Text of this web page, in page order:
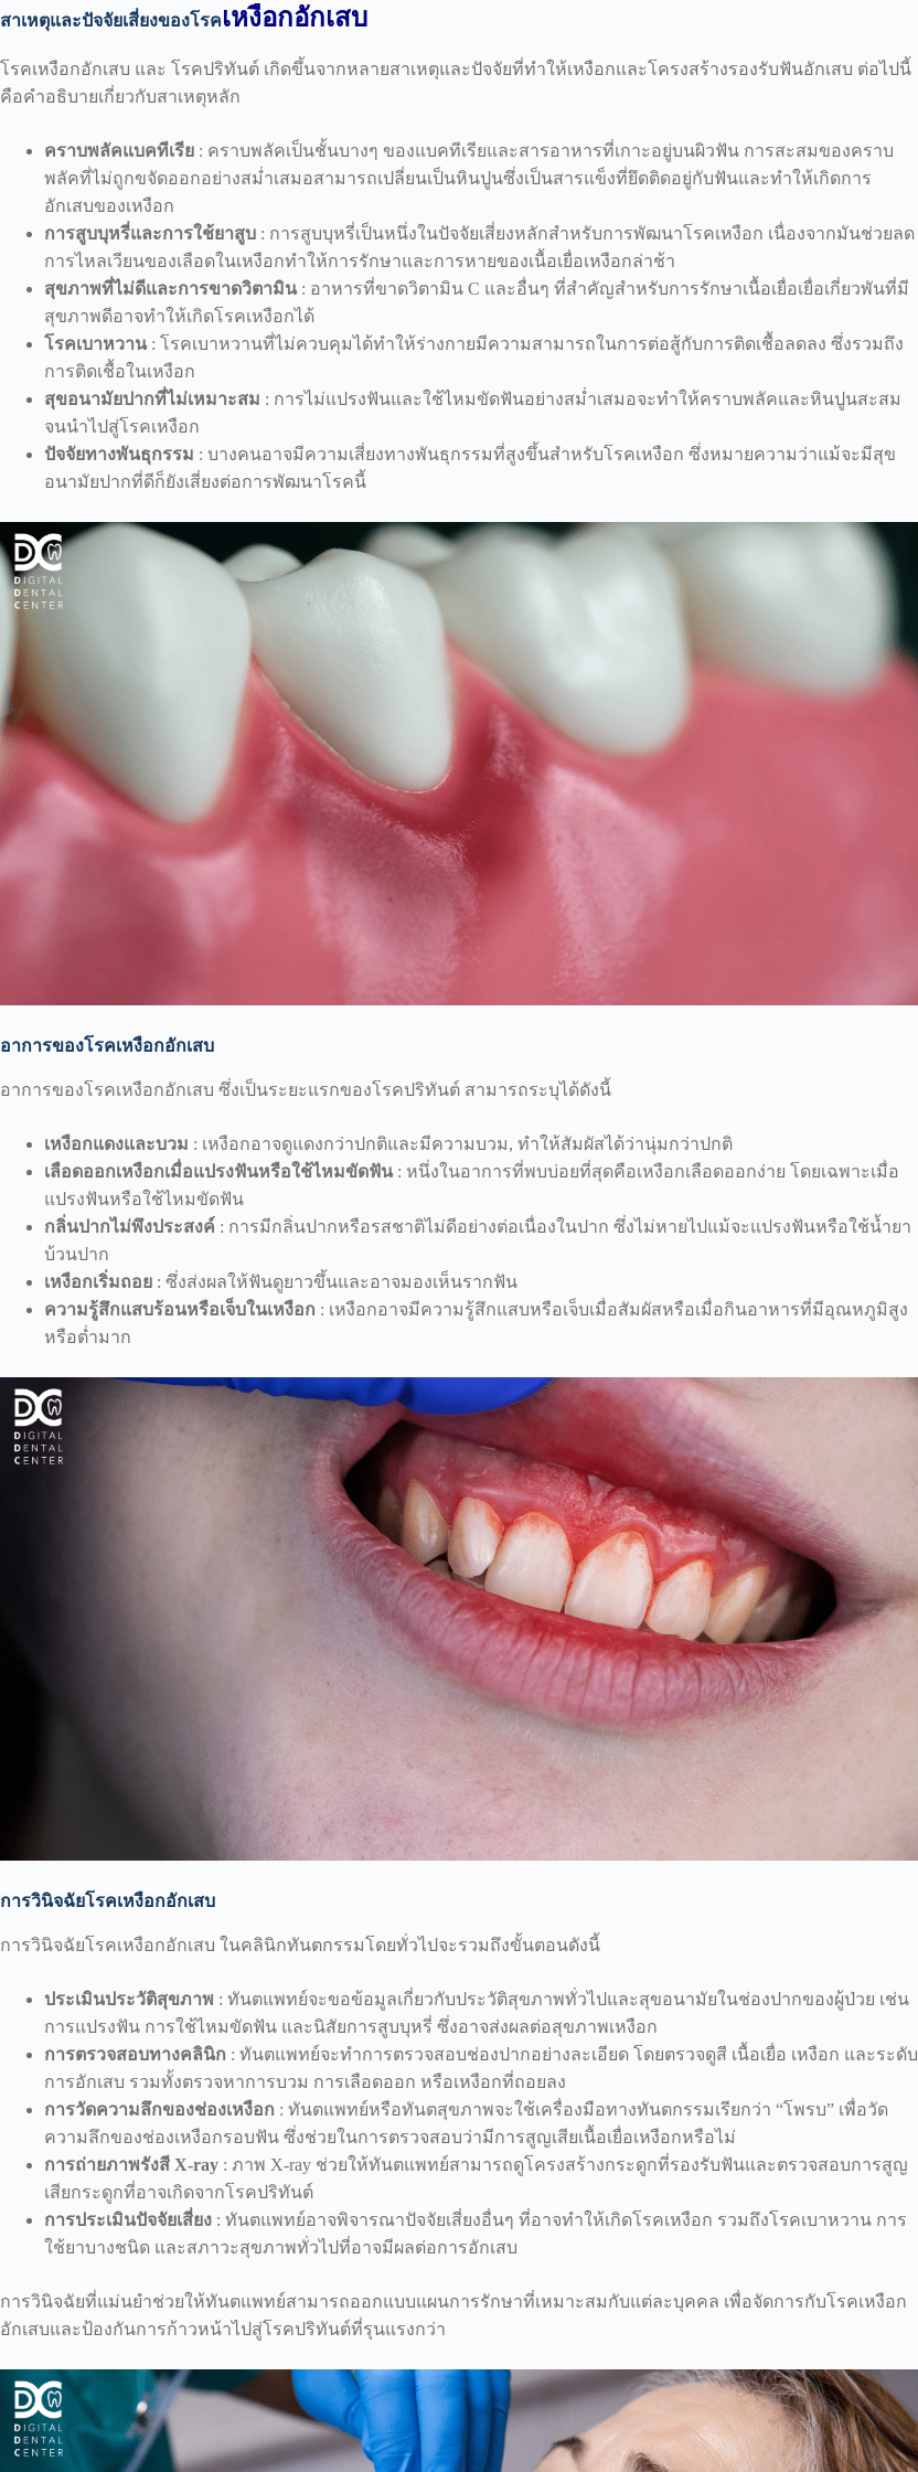
สาเหตุและปัจจัยเสี่ยงของโรคเหงือกอักเสบ
โรคเหงือกอักเสบ และ โรคปริทันต์ เกิดขึ้นจากหลายสาเหตุและปัจจัยที่ทำให้เหงือกและโครงสร้างรองรับฟันอักเสบ ต่อไปนี้
คือคำอธิบายเกี่ยวกับสาเหตุหลัก
คราบพลัคแบคทีเรีย : คราบพลัคเป็นชั้นบางๆ ของแบคทีเรียและสารอาหารที่เกาะอยู่บนผิวฟัน การสะสมของคราบ
พลัคที่ไม่ถูกขจัดออกอย่างสม่ำเสมอสามารถเปลี่ยนเป็นหินปูนซึ่งเป็นสารแข็งที่ยึดติดอยู่กับฟันและทำให้เกิดการ
อักเสบของเหงือก
การสูบบุหรี่และการใช้ยาสูบ : การสูบบุหรี่เป็นหนึ่งในปัจจัยเสี่ยงหลักสำหรับการพัฒนาโรคเหงือก เนื่องจากมันช่วยลด
การไหลเวียนของเลือดในเหงือกทำให้การรักษาและการหายของเนื้อเยื่อเหงือกล่าช้า
สุขภาพที่ไม่ดีและการขาดวิตามิน : อาหารที่ขาดวิตามิน C และอื่นๆ ที่สำคัญสำหรับการรักษาเนื้อเยื่อเยื่อเกี่ยวพันที่มี
สุขภาพดีอาจทำให้เกิดโรคเหงือกได้
โรคเบาหวาน : โรคเบาหวานที่ไม่ควบคุมได้ทำให้ร่างกายมีความสามารถในการต่อสู้กับการติดเชื้อลดลง ซึ่งรวมถึง
การติดเชื้อในเหงือก
สุขอนามัยปากที่ไม่เหมาะสม : การไม่แปรงฟันและใช้ไหมขัดฟันอย่างสม่ำเสมอจะทำให้คราบพลัคและหินปูนสะสม
จนนำไปสู่โรคเหงือก
ปัจจัยทางพันธุกรรม : บางคนอาจมีความเสี่ยงทางพันธุกรรมที่สูงขึ้นสำหรับโรคเหงือก ซึ่งหมายความว่าแม้จะมีสุข
อนามัยปากที่ดีก็ยังเสี่ยงต่อการพัฒนาโรคนี้
อาการของโรคเหงือกอักเสบ
อาการของโรคเหงือกอักเสบ ซึ่งเป็นระยะแรกของโรคปริทันต์ สามารถระบุได้ดังนี้
เหงือกแดงและบวม : เหงือกอาจดูแดงกว่าปกติและมีความบวม, ทำให้สัมผัสได้ว่านุ่มกว่าปกติ
เลือดออกเหงือกเมื่อแปรงฟันหรือใช้ไหมขัดฟัน : หนึ่งในอาการที่พบบ่อยที่สุดคือเหงือกเลือดออกง่าย โดยเฉพาะเมื่อ
แปรงฟันหรือใช้ไหมขัดฟัน
กลิ่นปากไม่พึงประสงค์ : การมีกลิ่นปากหรือรสชาติไม่ดีอย่างต่อเนื่องในปาก ซึ่งไม่หายไปแม้จะแปรงฟันหรือใช้น้ำยา
บ้วนปาก
เหงือกเริ่มถอย : ซึ่งส่งผลให้ฟันดูยาวขึ้นและอาจมองเห็นรากฟัน
ความรู้สึกแสบร้อนหรือเจ็บในเหงือก : เหงือกอาจมีความรู้สึกแสบหรือเจ็บเมื่อสัมผัสหรือเมื่อกินอาหารที่มีอุณหภูมิสูง
หรือต่ำมาก
การวินิจฉัยโรคเหงือกอักเสบ
การวินิจฉัยโรคเหงือกอักเสบ ในคลินิกทันตกรรมโดยทั่วไปจะรวมถึงขั้นตอนดังนี้
ประเมินประวัติสุขภาพ : ทันตแพทย์จะขอข้อมูลเกี่ยวกับประวัติสุขภาพทั่วไปและสุขอนามัยในช่องปากของผู้ป่วย เช่น
การแปรงฟัน การใช้ไหมขัดฟัน และนิสัยการสูบบุหรี่ ซึ่งอาจส่งผลต่อสุขภาพเหงือก
การตรวจสอบทางคลินิก : ทันตแพทย์จะทำการตรวจสอบช่องปากอย่างละเอียด โดยตรวจดูสี เนื้อเยื่อ เหงือก และระดับ
การอักเสบ รวมทั้งตรวจหาการบวม การเลือดออก หรือเหงือกที่ถอยลง
การวัดความลึกของช่องเหงือก : ทันตแพทย์หรือทันตสุขภาพจะใช้เครื่องมือทางทันตกรรมเรียกว่า “โพรบ” เพื่อวัด
ความลึกของช่องเหงือกรอบฟัน ซึ่งช่วยในการตรวจสอบว่ามีการสูญเสียเนื้อเยื่อเหงือกหรือไม่
การถ่ายภาพรังสี X-ray : ภาพ X-ray ช่วยให้ทันตแพทย์สามารถดูโครงสร้างกระดูกที่รองรับฟันและตรวจสอบการสูญ
เสียกระดูกที่อาจเกิดจากโรคปริทันต์
การประเมินปัจจัยเสี่ยง : ทันตแพทย์อาจพิจารณาปัจจัยเสี่ยงอื่นๆ ที่อาจทำให้เกิดโรคเหงือก รวมถึงโรคเบาหวาน การ
ใช้ยาบางชนิด และสภาวะสุขภาพทั่วไปที่อาจมีผลต่อการอักเสบ
การวินิจฉัยที่แม่นยำช่วยให้ทันตแพทย์สามารถออกแบบแผนการรักษาที่เหมาะสมกับแต่ละบุคคล เพื่อจัดการกับโรคเหงือก
อักเสบและป้องกันการก้าวหน้าไปสู่โรคปริทันต์ที่รุนแรงกว่า